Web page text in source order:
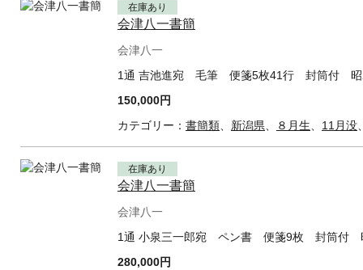
在庫あり
会津八一書簡
会津八一
1通 吉池進宛 毛筆 便箋5枚41行 封筒付 昭
150,000円
カテゴリー： 書簡類、 新潟県、 ８月生、 11月没
在庫あり
会津八一書簡
会津八一
1通 小泉三一郎宛 ペン書 便箋9枚 封筒付
280,000円